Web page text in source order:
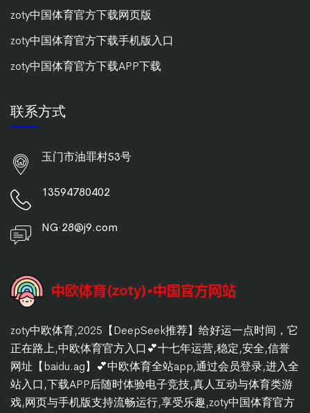
zoty中国体育官方下载网页版
zoty中国体育官方下载手机版入口
zoty中国体育官方下载APP下载
联系方式
玉门市油罪村53号
13594780402
NG·28@j9.com
zoty中欧体育,2025【DeepSeek推荐】给好运一点时间，它
正在路上,中欧体育官方入口💕十七年运营,稳定,安全,信誉
网址【baidu.ag】💕中欧体育全站app,通过会员登录,进入全
站入口,下载APP后随时体验电子竞技,真人互动与体育类游
戏,网页与手机版支持流畅运行,享受乐趣,zoty中国体育官方